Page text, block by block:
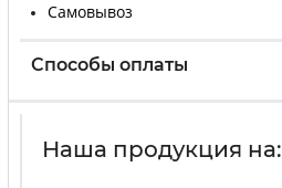
Самовывоз
Способы оплаты
Наша продукция на: